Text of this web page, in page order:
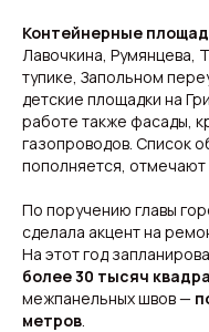
Контейнерные
Лавочкина, Румянцева,
тупике, Запольном
детские площадки на
работе также фасады,
газопроводов. Список
пополняется, отмечают
По поручению главы
сделала акцент на
На этот год
более 30 тысяч
межпанельных швов —
метров.
Свежие новости с жару —
Добро пожаловать на кухню
Новости
Общество
Экономика
Жизнь
Политика